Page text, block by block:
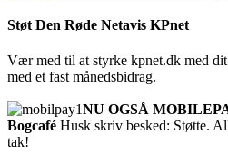
Støt Den Røde Netavis KPnet
Vær med til at styrke kpnet.dk med
med et fast månedsbidrag.
NU OGSÅ
Bogcafé Husk skriv besked: Støtte.
tak!